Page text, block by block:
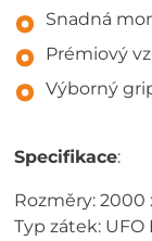
Snadná
Prémiový
Výborný
Specifikace:
Rozměry: 2000
Typ zátek: UFO